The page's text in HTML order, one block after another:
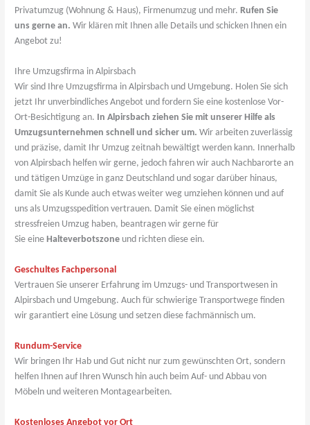
Privatumzug (Wohnung & Haus), Firmenumzug und mehr. Rufen Sie
uns gerne an. Wir klären mit Ihnen alle Details und schicken Ihnen ein
Angebot zu!
Ihre Umzugsfirma in Alpirsbach
Wir sind Ihre Umzugsfirma in Alpirsbach und Umgebung. Holen Sie sich
jetzt Ihr unverbindliches Angebot und fordern Sie eine kostenlose Vor-
Ort-Besichtigung an.
In Alpirsbach ziehen Sie mit unserer Hilfe als
Umzugsunternehmen schnell und sicher um. Wir arbeiten zuverlässig
und präzise, damit Ihr Umzug zeitnah bewältigt werden kann. Innerhalb
von Alpirsbach helfen wir gerne, jedoch fahren wir auch Nachbarorte an
und tätigen Umzüge in ganz Deutschland und sogar darüber hinaus,
damit Sie als Kunde auch etwas weiter weg umziehen können und auf
uns als Umzugsspedition vertrauen. Damit Sie einen möglichst
stressfreien Umzug haben, beantragen wir gerne für
Sie eine Halteverbotszone und richten diese ein.
Geschultes Fachpersonal
Vertrauen Sie unserer Erfahrung im Umzugs- und Transportwesen in
Alpirsbach und Umgebung. Auch für schwierige Transportwege finden
wir garantiert eine Lösung und setzen diese fachmännisch um.
Rundum-Service
Wir bringen Ihr Hab und Gut nicht nur zum gewünschten Ort, sondern
helfen Ihnen auf Ihren Wunsch hin auch beim Auf- und Abbau von
Möbeln und weiteren Montagearbeiten.
Kostenloses Angebot vor Ort